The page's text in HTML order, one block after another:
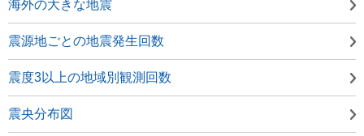
海外の大きな地震
震源地ごとの地震発生回数
震度3以上の地域別観測回数
震央分布図